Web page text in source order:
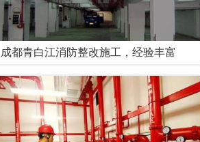
成都青白江消防整改施工，经验丰富